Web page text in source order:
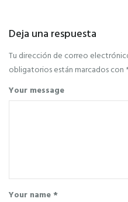
Deja una respuesta
Tu dirección de correo
obligatorios están marcados con
Your message
Your name *